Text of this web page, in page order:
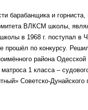
барабанщика и
ВЛКСМ школы,
в 1968 г. поступал в
по конкурсу.
района Одесской
1 класса –
Советско-Дунайского